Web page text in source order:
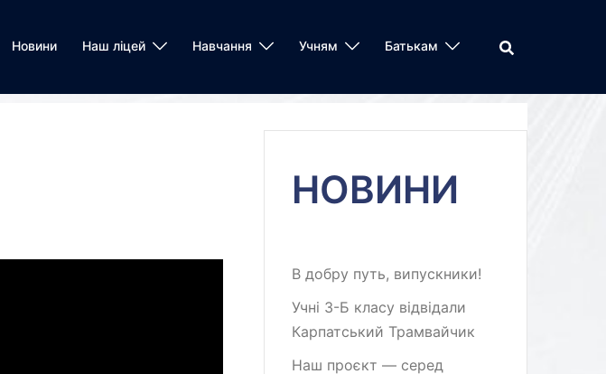
Новини Наш ліцей Навчання Учням Батькам
НОВИНИ
В добру путь, випускники!
Учні 3-Б класу відвідали
Карпатський Трамвайчик
Наш проєкт — серед